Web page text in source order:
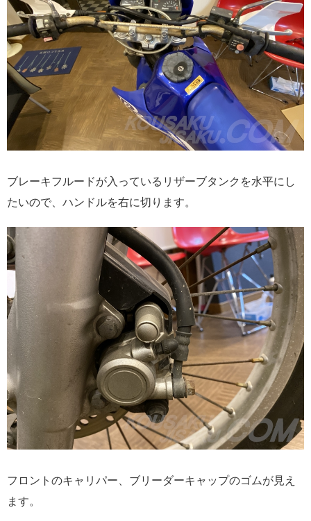
ブレーキフルードが入っているリザーブタンクを水平にし
たいので、ハンドルを右に切ります。
フロントのキャリパー、ブリーダーキャップのゴムが見え
ます。